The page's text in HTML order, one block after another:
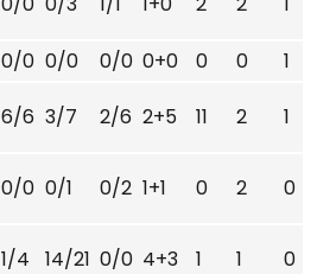
0/0 0/0 0/0 0+0 0 0
1
6/6 3/7 2/6 2+5 11 2 1
0/0 0/1 0/2 1+1 0 2 0
1/4 14/21 0/0 4+3 1 1 0